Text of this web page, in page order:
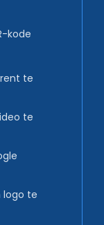
kode
te
te
logo te